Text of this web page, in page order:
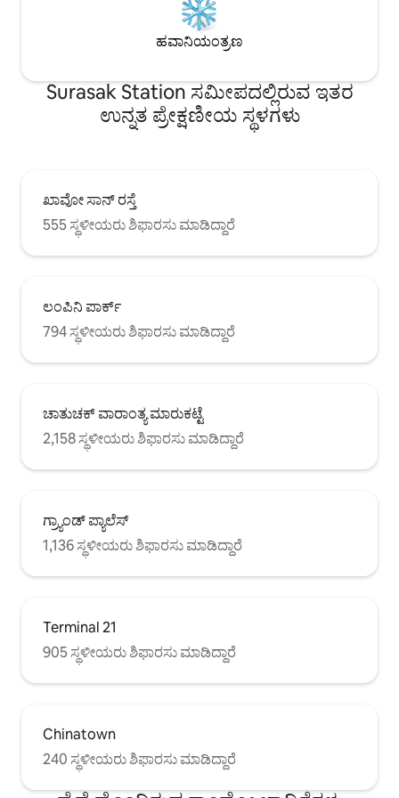
ಹವಾನಿಯಂತ್ರಣ
Surasak Station ಸಮೀಪದಲ್ಲಿರುವ ಇತರ
ಉನ್ನತ ಪ್ರೇಕ್ಷಣೀಯ ಸ್ಥಳಗಳು
ಖಾವೋ ಸಾನ್ ರಸ್ತೆ
555 ಸ್ಥಳೀಯರು ಶಿಫಾರಸು ಮಾಡಿದ್ದಾರೆ
ಲಂಪಿನಿ ಪಾರ್ಕ್
794 ಸ್ಥಳೀಯರು ಶಿಫಾರಸು ಮಾಡಿದ್ದಾರೆ
ಚಾತುಚಕ್ ವಾರಾಂತ್ಯ ಮಾರುಕಟ್ಟೆ
2,158 ಸ್ಥಳೀಯರು ಶಿಫಾರಸು ಮಾಡಿದ್ದಾರೆ
ಗ್ರ್ಯಾಂಡ್ ಪ್ಯಾಲೆಸ್
1,136 ಸ್ಥಳೀಯರು ಶಿಫಾರಸು ಮಾಡಿದ್ದಾರೆ
Terminal 21
905 ಸ್ಥಳೀಯರು ಶಿಫಾರಸು ಮಾಡಿದ್ದಾರೆ
Chinatown
240 ಸ್ಥಳೀಯರು ಶಿಫಾರಸು ಮಾಡಿದ್ದಾರೆ